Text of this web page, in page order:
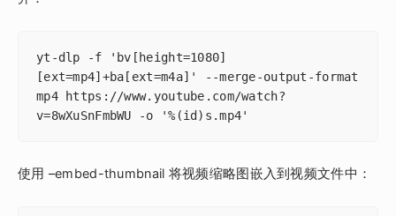
yt-dlp -f 'bv[height=1080]
[ext=mp4]+ba[ext=m4a]' --merge-output-format
mp4 https://www.youtube.com/watch?
v=8wXuSnFmbWU -o '%(id)s.mp4'
使用 –embed-thumbnail 将视频缩略图嵌入到视频文件中：